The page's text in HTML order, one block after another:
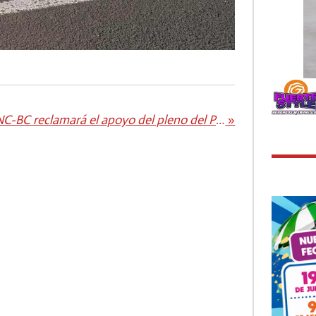
NC-BC reclamará el apoyo del pleno del Parlamento para crear la categoría de la psicóloga en el SCS »